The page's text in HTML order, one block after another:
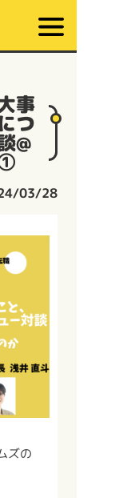
事
つ
@
03/28
ズの